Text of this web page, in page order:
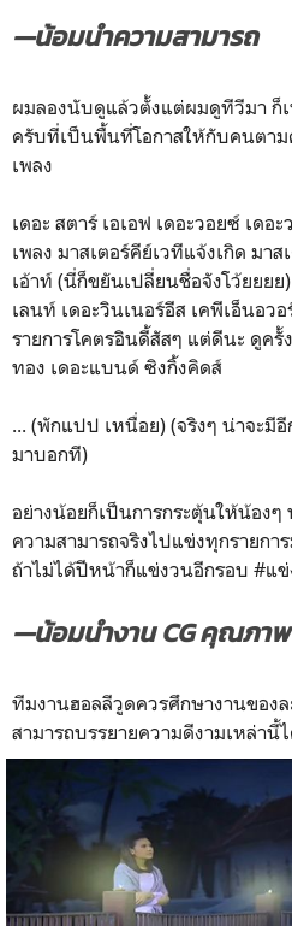
—น้อมนำความสามารถ
ผมลองนับดูแล้วตั้งแต่ผมดูทีวีมา ก็
ครับที่เป็นพื้นที่โอกาสให้กับคนตาม
เพลง
เดอะ สตาร์ เอเอฟ เดอะวอยซ์ เด
เพลง มาสเตอร์คีย์เวทีแจ้งเกิด มา
เอ้าท์ (นี่ก็ขยันเปลี่ยนชื่อจังโว้ยยย
เลนท์ เดอะวินเนอร์อีส เคพีเอ็นอว
รายการโคตรอินดี้สัสๆ แต่ดีนะ ดูครั้
ทอง เดอะแบนด์ ซิงกิ้งคิดส์
... (พักแปป เหนื่อย) (จริงๆ น่าจะมี
มาบอกที)
อย่างน้อยก็เป็นการกระตุ้นให้น้องๆ
ความสามารถจริงไปแข่งทุกรายกา
ถ้าไม่ได้ปีหน้าก็แข่งวนอีกรอบ #แ
—น้อมนำงาน CG คุณภาพ
ทีมงานฮอลลีวูดควรศึกษางานของ
สามารถบรรยายความดีงามเหล่านี้